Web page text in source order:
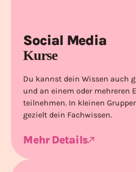
Social Media
Kurse
Du kannst dein Wissen auch
und an einem oder mehreren
teilnehmen. In kleinen
gezielt dein Fachwissen.
Mehr Details